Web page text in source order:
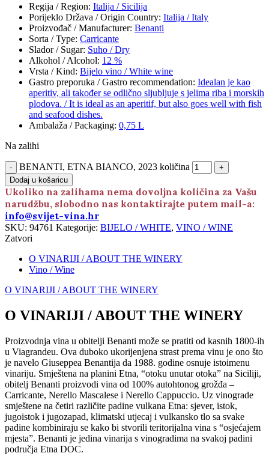
Regija / Region: Italija / Sicilija
Porijeklo Država / Origin Country: Italija / Italy
Proizvođač / Manufacturer: Benanti
Sorta / Type: Carricante
Slador / Sugar: Suho / Dry
Alkohol / Alcohol: 12 %
Vrsta / Kind: Bijelo vino / White wine
Gastro preporuka / Gastro recommendation: Idealan je kao
aperitiv, ali također se odlično sljubljuje s jelima riba i morskih
plodova. / It is ideal as an aperitif, but also goes well with fish
and seafood dishes.
Ambalaža / Packaging: 0,75 L
Na zalihi
BENANTI, ETNA BIANCO, 2023 količina
Dodaj u košaricu
Ukoliko na zalihama nema dovoljna količina za Vašu
narudžbu, slobodno nas kontaktirajte putem mail-a:
info@svijet-vina.hr
SKU: 94761 Kategorije: BIJELO / WHITE, VINO / WINE
Zatvori
O VINARIJI / ABOUT THE WINERY
Vino / Wine
O VINARIJI / ABOUT THE WINERY
O VINARIJI / ABOUT THE WINERY
Proizvodnja vina u obitelji Benanti može se pratiti od kasnih 1800-ih
u Viagrandeu. Ova duboko ukorijenjena strast prema vinu je ono što
je navelo Giuseppea Benantija da 1988. godine osnuje istoimenu
vinariju. Smještena na planini Etna, “otoku unutar otoka” na Siciliji,
obitelj Benanti proizvodi vina od 100% autohtonog grožđa –
Carricante, Nerello Mascalese i Nerello Cappuccio. Uz vinograde
smještene na četiri različite padine vulkana Etna: sjever, istok,
jugoistok i jugozapad, klimatski utjecaj i vulkansko tlo sa svake
padine kombiniraju se kako bi stvorili teritorijalna vina s “osjećajem
mjesta”. Benanti je jedina vinarija s vinogradima na svakoj padini
područja Etna DOC.